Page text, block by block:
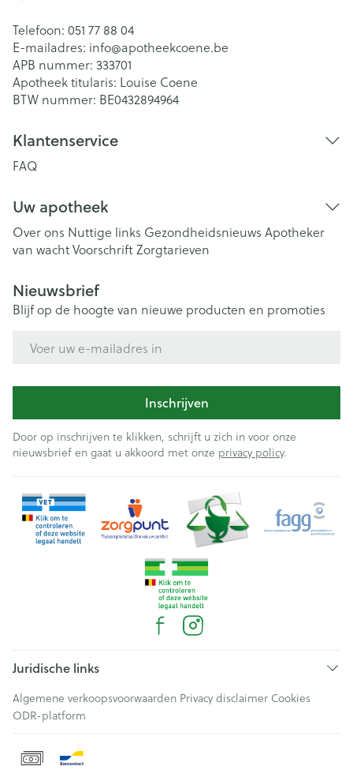
Telefoon: 051 77 88 04
E-mailadres: info@apotheekcoene.be
APB nummer: 333701
Apotheek titularis: Louise Coene
BTW nummer: BE0432894964
Klantenservice
FAQ
Uw apotheek
Over ons Nuttige links Gezondheidsnieuws Apotheker
van wachtVoorschriftZorgtarieven
Nieuwsbrief
Blijf op de hoogte van nieuwe producten en promoties
Inschrijven
Door op inschrijven te klikken, schrijft u zich in voor onze
nieuwsbrief en gaat u akkoord met onze privacy policy.
Juridische links
Algemene verkoopsvoorwaarden Privacy disclaimer Cookies
ODR-platform